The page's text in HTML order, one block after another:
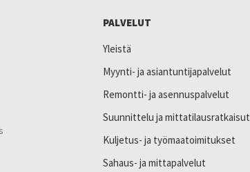
PALVELUT
Yleistä
Myynti- ja asiantuntijapalvelut
Remontti- ja asennuspalvelut
Suunnittelu ja mittatilausratkaisut
Kuljetus- ja työmaatoimitukset
Sahaus- ja mittapalvelut